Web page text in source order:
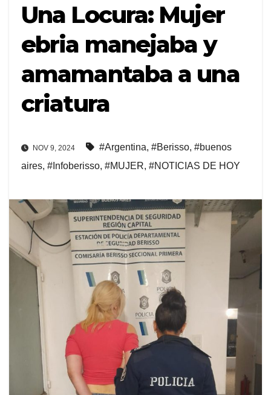
Una Locura: Mujer
ebria manejaba y
amamantaba a una
criatura
NOV 9, 2024 #Argentina, #Berisso, #buenos
aires, #Infoberisso, #MUJER, #NOTICIAS DE HOY